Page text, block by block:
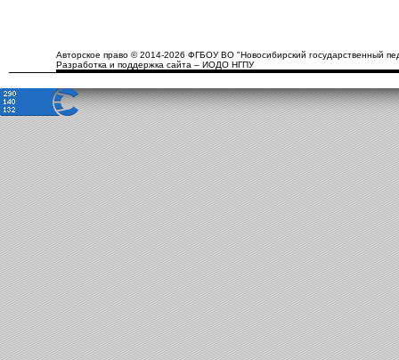
Авторское право © 2014-2026 ФГБОУ ВО "Новосибирский государственный
Разработка и поддержка сайта – ИОДО НГПУ